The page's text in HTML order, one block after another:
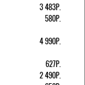
3 483Р.
580Р.
4 990Р.
627Р.
2 490Р.